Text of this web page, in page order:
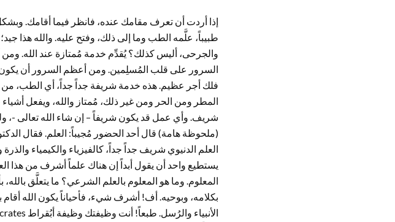
إذا أردت أن تعرف مقامك عنده، فانظر فيما أقامك.
طبيباً، علَّمه الطب وما إلى ذلك، وفتح عليه. والله هذا
والجرحى، أليس كذلك؟ يُقدِّم خدمة مُمتازة عند الله. ومن
السرور على قلب المُسلِمين. ومن أعظم السرور أن يكون
فلك أجر عظيم. هذه خدمة شريفة جداً جداً، أي الطب،
المطر ومن الحر ومن غير ذلك، مُمتاز والله، ويفعل
شريف. وأي عمل قد يكون شريفاً – إن شاء الله تعالى -،
(ملحوظة هامة) قال أحد الحضور مُجيباً: العلم. فقال
العلم الدنيوي شريف جداً جداً، كالفيزياء والكيمياء
يستطيع واحد أن يقول أبداً إن هناك علماً أشرف من هذا
المعلوم. وما هو المعلوم بالعلم الشرعي؟ ما يتعلَّق بالله،
بكلامه، وبوحيه. أف! أشرف شيء، فأحياناً يكون الله